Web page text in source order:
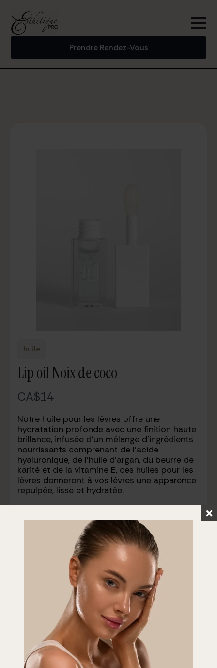
Prendre Rendez-Vous
huile
Lip oil Noix de coco
N
o
w
CA$14
Notre huile pour les lèvres offre une
hydratation profonde avec une finition haute
brillance, infusée d’un mélange d’ingrédients
nourrissants comprenant de l’acide
hyaluronique, de l’huile d’argan, du beurre de
karité et de la vitamine E, ces huiles pour les
lèvres donneront à vos lèvres une apparence
repulpée, lisse et hydratée.
Quantity
Add to Cart
Add to Cart